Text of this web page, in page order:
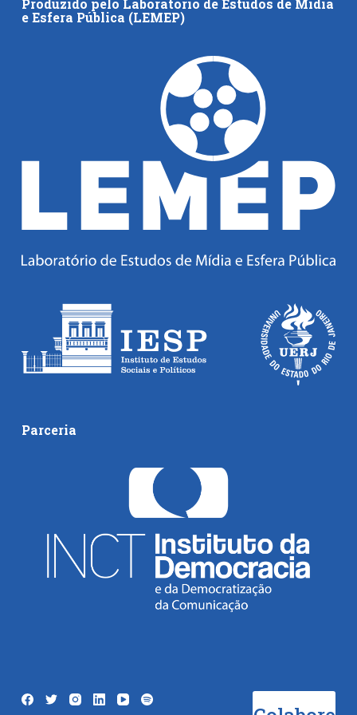
colabore
O Manchetômetro é um site de acompanhamento da
cobertura da grande mídia sobre temas de economia e
política produzido pelo Laboratório de Estudos de Mídia
e Esfera Pública (LEMEP). O LEMEP tem registro no
Diretório de Grupos de Pesquisa do CNPq e é sediado
no Instituto de Estudos Sociais e Políticos (IESP) da
Universidade do Estado do Rio de Janeiro (UERJ). O
Manchetômetro não tem filiação com partidos ou grupos
e Esfera Pública (LEMEP)
Parceria